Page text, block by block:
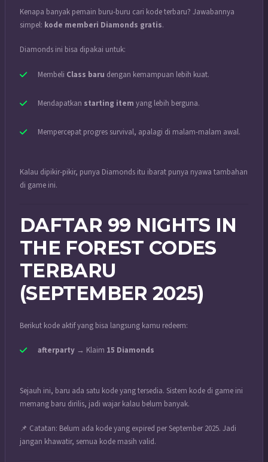
Kenapa banyak pemain buru-buru cari kode terbaru? Jawabannya
simpel: kode memberi Diamonds gratis.
Diamonds ini bisa dipakai untuk:
Membeli Class baru dengan kemampuan lebih kuat.
Mendapatkan starting item yang lebih berguna.
Mempercepat progres survival, apalagi di malam-malam awal.
Kalau dipikir-pikir, punya Diamonds itu ibarat punya nyawa tambahan
di game ini.
DAFTAR 99 NIGHTS IN
THE FOREST CODES
TERBARU
(SEPTEMBER 2025)
Berikut kode aktif yang bisa langsung kamu redeem:
afterparty → Klaim 15 Diamonds
Sejauh ini, baru ada satu kode yang tersedia. Sistem kode di game ini
memang baru dirilis, jadi wajar kalau belum banyak.
📌 Catatan: Belum ada kode yang expired per September 2025. Jadi
jangan khawatir, semua kode masih valid.